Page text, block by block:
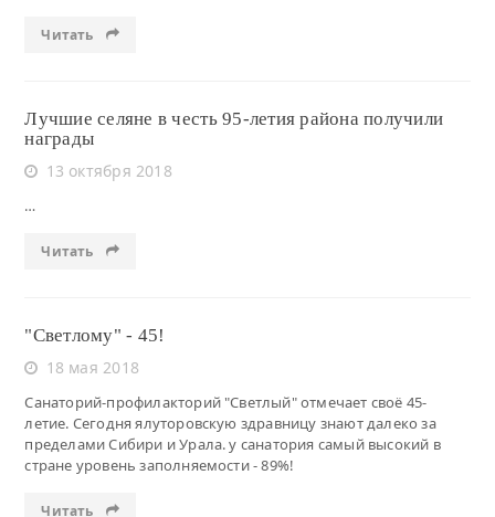
Читать
Лучшие селяне в честь 95-летия района получили
награды
13 октября 2018
…
Читать
"Светлому" - 45!
18 мая 2018
Санаторий-профилакторий "Светлый" отмечает своё 45-
летие. Сегодня ялуторовскую здравницу знают далеко за
пределами Сибири и Урала. у санатория самый высокий в
стране уровень заполняемости - 89%!
Читать